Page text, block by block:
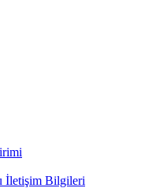
İletişim Bilgileri